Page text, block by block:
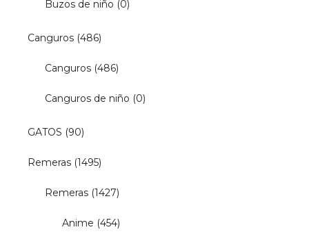
Buzos de niño (0)
Canguros (486)
Canguros (486)
Canguros de niño (0)
GATOS (90)
Remeras (1495)
Remeras (1427)
Anime (454)